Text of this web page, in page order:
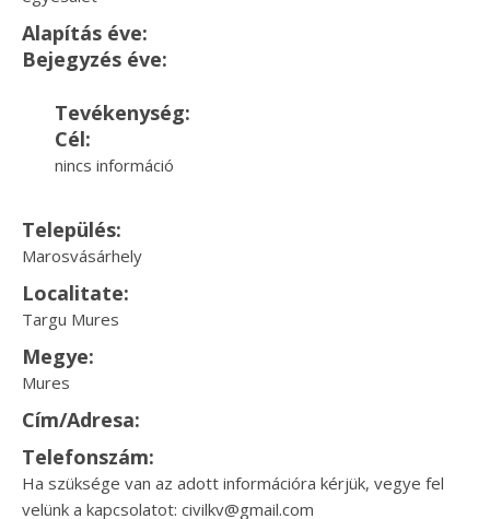
Alapítás éve:
Bejegyzés éve:
Tevékenység:
Cél:
nincs információ
Település:
Marosvásárhely
Localitate:
Targu Mures
Megye:
Mures
Cím/Adresa:
Telefonszám:
Ha szüksége van az adott információra kérjük, vegye fel
velünk a kapcsolatot: civilkv@gmail.com